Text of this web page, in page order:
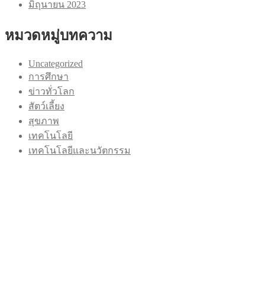
มิถุนายน 2023
หมวดหมู่บทความ
Uncategorized
การศึกษา
ข่าวทั่วโลก
สัตว์เลี้ยง
สุขภาพ
เทคโนโลยี
เทคโนโลยีและนวัตกรรม